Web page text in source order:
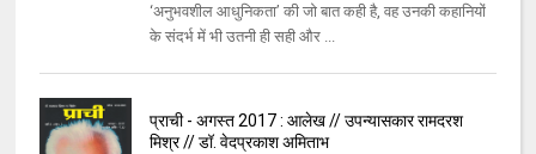
‘अनुभवशील आधुनिकता’ की जो बात कही है, वह उनकी कहानियों
के संदर्भ में भी उतनी ही सही और ...
प्राची - अगस्त 2017 : आलेख // उपन्यासकार रामदरश
मिश्र // डॉ. वेदप्रकाश अमिताभ